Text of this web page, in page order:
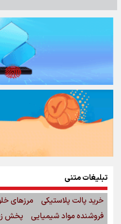
تبلیغات متنی
خرید پالت پلاستیکی
مرزهای
فروشنده مواد شیمیایی
پخش